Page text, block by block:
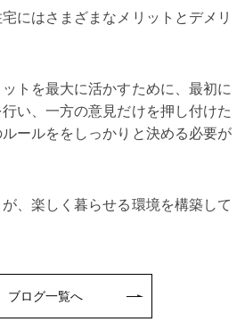
にはさまざまなメリットとデメリ
トを最大に活かすために、最初に
い、一方の意見だけを押し付けた
ールををしっかりと決める必要が
、楽しく暮らせる環境を構築して
ブログ一覧へ